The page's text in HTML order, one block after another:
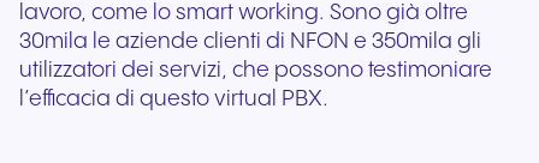
lavoro, come lo smart working. Sono già oltre
30mila le aziende clienti di NFON e 350mila gli
utilizzatori dei servizi, che possono testimoniare
l’efficacia di questo virtual PBX.